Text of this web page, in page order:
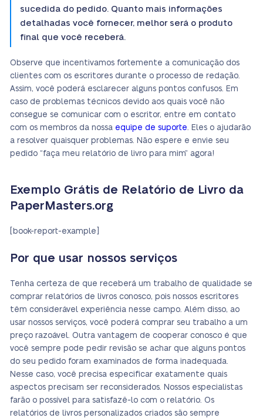
sucedida do pedido. Quanto mais informações
detalhadas você fornecer, melhor será o produto
final que você receberá.
Observe que incentivamos fortemente a comunicação dos
clientes com os escritores durante o processo de redação.
Assim, você poderá esclarecer alguns pontos confusos. Em
caso de problemas técnicos devido aos quais você não
consegue se comunicar com o escritor, entre em contato
com os membros da nossa equipe de suporte. Eles o ajudarão
a resolver quaisquer problemas. Não espere e envie seu
pedido “faça meu relatório de livro para mim” agora!
Exemplo Grátis de Relatório de Livro da
PaperMasters.org
[book-report-example]
Por que usar nossos serviços
Tenha certeza de que receberá um trabalho de qualidade se
comprar relatórios de livros conosco, pois nossos escritores
têm considerável experiência nesse campo. Além disso, ao
usar nossos serviços, você poderá comprar seu trabalho a um
preço razoável. Outra vantagem de cooperar conosco é que
você sempre pode pedir revisão se achar que alguns pontos
do seu pedido foram examinados de forma inadequada.
Nesse caso, você precisa especificar exatamente quais
aspectos precisam ser reconsiderados. Nossos especialistas
farão o possível para satisfazê-lo com o relatório. Os
relatórios de livros personalizados criados são sempre